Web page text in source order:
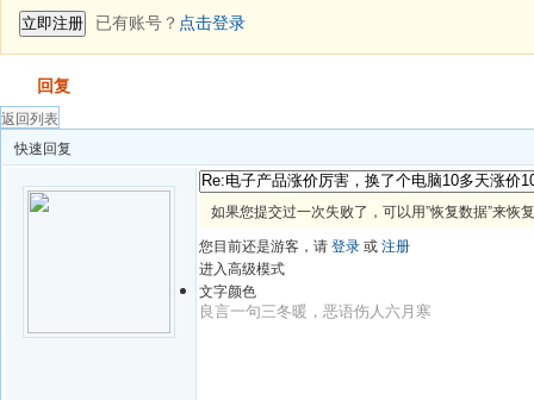
立即注册 已有账号？ 点击登录
回复
返回列表
快速回复
如果您提交过一次失败了，可以用”恢复数据”来恢
您目前还是游客，请登录或注册
进入高级模式
文字颜色